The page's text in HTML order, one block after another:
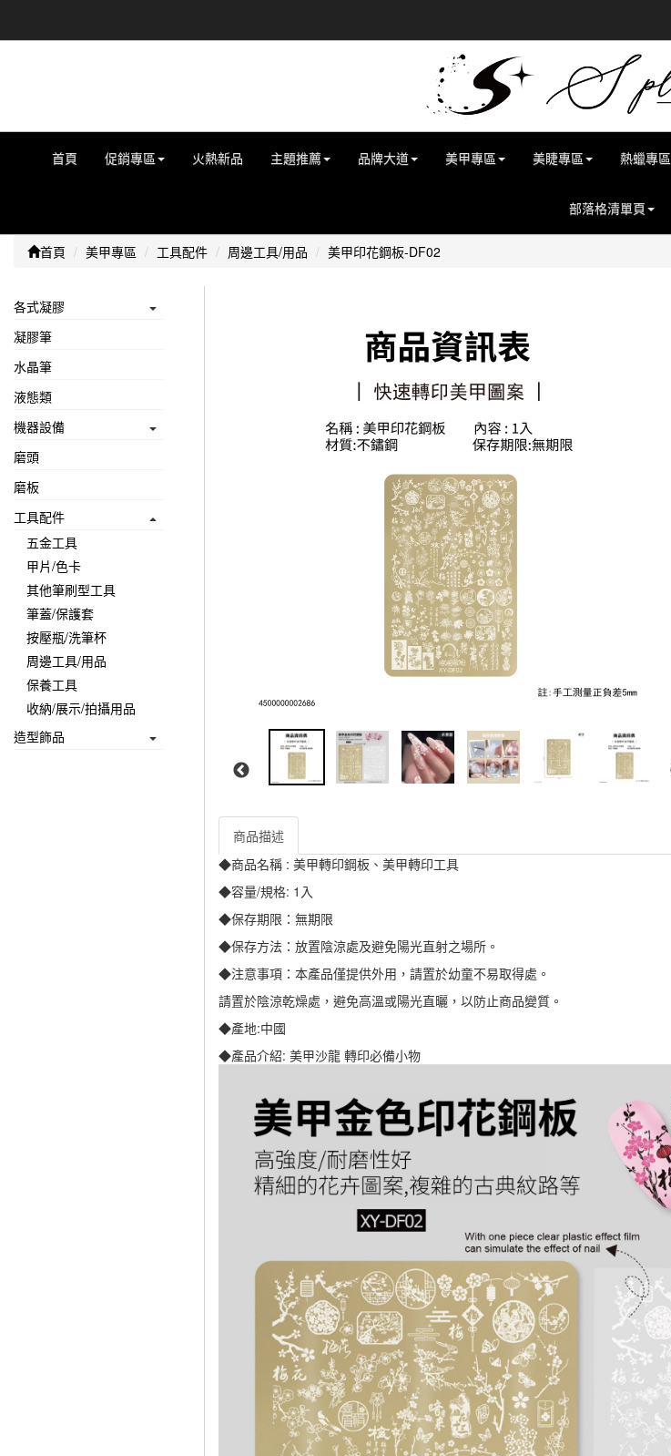
首頁 促銷專區 火熱新品 主題推薦 品牌大道 美甲專區 美睫專區 熱蠟專區
部落格清單頁
首頁 美甲專區 工具配件 周邊工具/用品 美甲印花鋼板-DF02
各式凝膠
凝膠筆
水晶筆
液態類
機器設備
磨頭
磨板
工具配件
五金工具
甲片/色卡
其他筆刷型工具
筆蓋/保護套
按壓瓶/洗筆杯
周邊工具/用品
保養工具
收納/展示/拍攝用品
造型飾品
商品描述
◆商品名稱 : 美甲轉印鋼板、美甲轉印工具
◆容量/規格: 1入
◆保存期限：無期限
◆保存方法：放置陰涼處及避免陽光直射之場所。
◆注意事項：本產品僅提供外用，請置於幼童不易取得處。
請置於陰涼乾燥處，避免高溫或陽光直曬，以防止商品變質。
◆產地:中國
◆產品介紹: 美甲沙龍 轉印必備小物